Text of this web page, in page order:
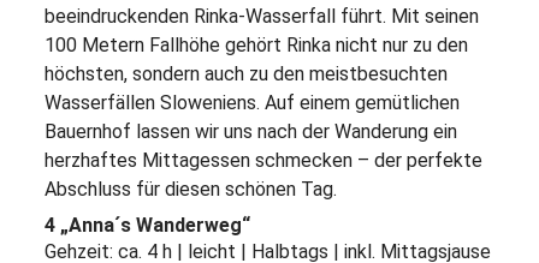
beeindruckenden Rinka-Wasserfall führt. Mit seinen
100 Metern Fallhöhe gehört Rinka nicht nur zu den
höchsten, sondern auch zu den meistbesuchten
Wasserfällen Sloweniens. Auf einem gemütlichen
Bauernhof lassen wir uns nach der Wanderung ein
herzhaftes Mittagessen schmecken – der perfekte
Abschluss für diesen schönen Tag.
4 „Anna´s Wanderweg“
Gehzeit: ca. 4 h | leicht | Halbtags | inkl. Mittagsjause